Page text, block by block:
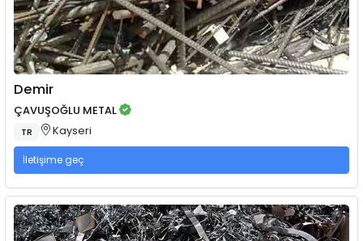
Demir
ÇAVUŞOĞLU METAL
TR Kayseri
İletişime geç